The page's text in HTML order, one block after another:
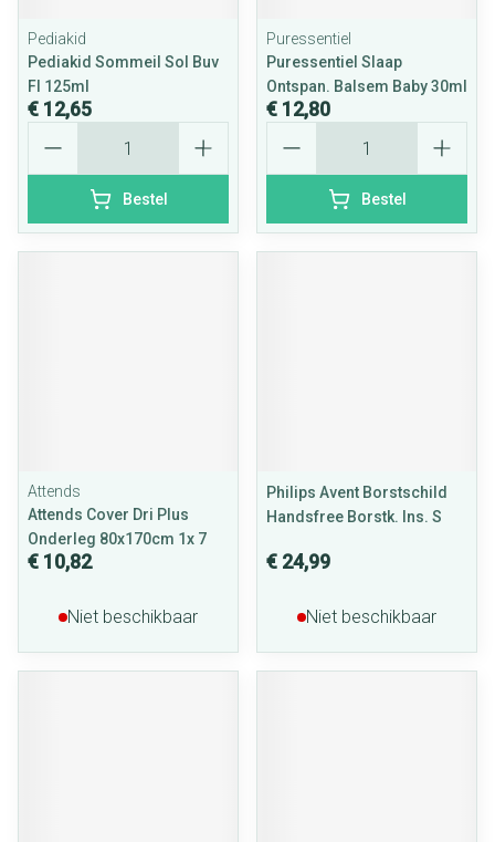
Pediakid
Pediakid Sommeil Sol Buv
Fl 125ml
€ 12,65
Bestel
Puressentiel
Puressentiel Slaap
Ontspan. Balsem Baby 30ml
€ 12,80
Bestel
Attends
Attends Cover Dri Plus
Onderleg 80x170cm 1x 7
€ 10,82
Niet beschikbaar
Philips Avent Borstschild
Handsfree Borstk. Ins. S
€ 24,99
Niet beschikbaar